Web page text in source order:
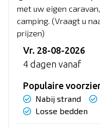
met uw eigen
camping. (Vraagt u
prijzen)
Vr. 28-08-2026
4 dagen vanaf
Populaire
Nabij strand
Losse bedden